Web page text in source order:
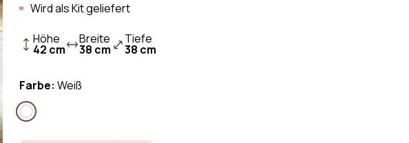
Wird als Kit geliefert
Höhe
42 cm
Breite
38 cm
Tiefe
38 cm
Farbe: Weiß